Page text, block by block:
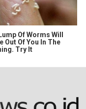
Of Worms Will
Out Of You In The
Try It